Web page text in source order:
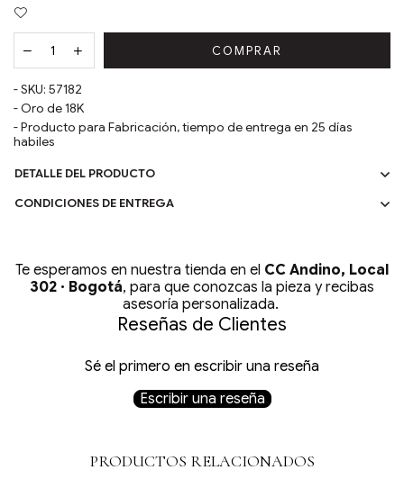
COMPRAR
- SKU: 57182
- Oro de18K
- Producto para Fabricación, tiempo de entrega en 25 días
habiles
DETALLE DEL PRODUCTO
CONDICIONES DE ENTREGA
Te esperamos en nuestra tienda en el CC Andino, Local
302 · Bogotá, para que conozcas la pieza y recibas
asesoría personalizada.
Reseñas de Clientes
Sé el primero en escribir una reseña
Escribir una reseña
PRODUCTOS RELACIONADOS